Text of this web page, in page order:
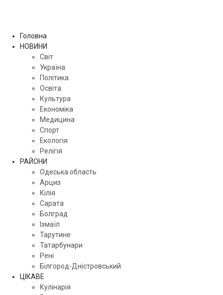
Головна
НОВИНИ
Світ
Україна
Політика
Освіта
Культура
Економіка
Медицина
Спорт
Екологія
Релігія
РАЙОНИ
Одеська область
Арциз
Кілія
Сарата
Болград
Ізмаїл
Тарутине
Татарбунари
Рені
Білгород-Дністровський
ЦІКАВЕ
Кулінарія